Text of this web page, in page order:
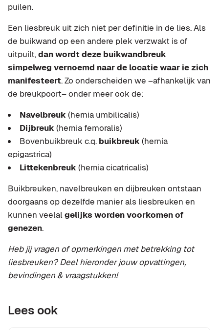
puilen.
Een liesbreuk uit zich niet per definitie in de lies. Als
de buikwand op een andere plek verzwakt is of
uitpuilt,dan wordt deze buikwandbreuk
simpelweg vernoemd naar de locatie waar ie zich
manifesteert. Zo onderscheiden we –afhankelijk van
de breukpoort– onder meer ook de:
Navelbreuk (hernia umbilicalis)
Dijbreuk (hernia femoralis)
Bovenbuikbreuk c.q. buikbreuk (hernia
epigastrica)
Littekenbreuk (hernia cicatricalis)
Buikbreuken, navelbreuken en dijbreuken ontstaan
doorgaans op dezelfde manier als liesbreuken en
kunnen veelalgelijks worden voorkomen of
genezen.
Heb jij vragen of opmerkingen met betrekking tot
liesbreuken? Deel hieronder jouw opvattingen,
bevindingen & vraagstukken!
Lees ook